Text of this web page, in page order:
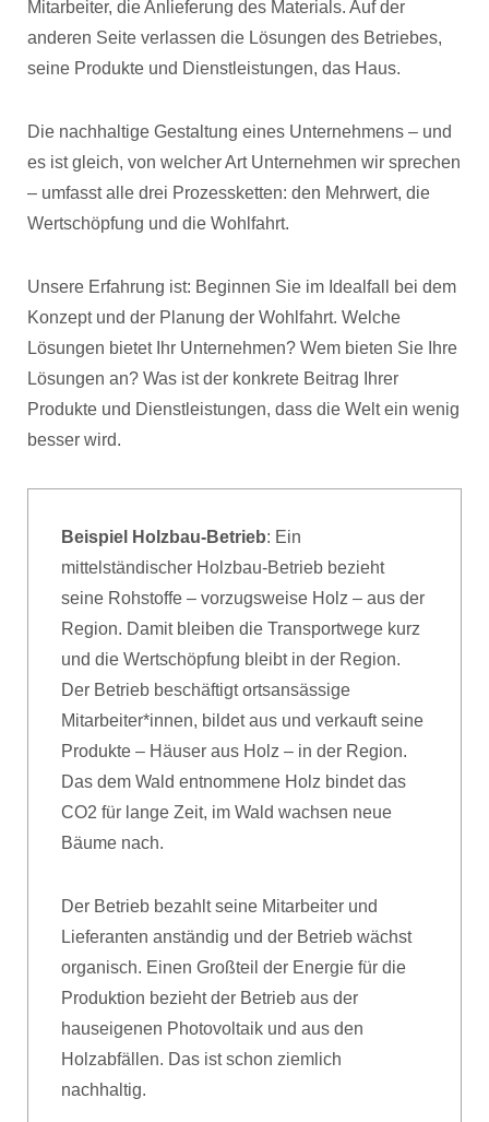
Mitarbeiter, die Anlieferung des Materials. Auf der
anderen Seite verlassen die Lösungen des Betriebes,
seine Produkte und Dienstleistungen, das Haus.
Die nachhaltige Gestaltung eines Unternehmens – und
es ist gleich, von welcher Art Unternehmen wir sprechen
– umfasst alle drei Prozessketten: den Mehrwert, die
Wertschöpfung und die Wohlfahrt.
Unsere Erfahrung ist: Beginnen Sie im Idealfall bei dem
Konzept und der Planung der Wohlfahrt. Welche
Lösungen bietet Ihr Unternehmen? Wem bieten Sie Ihre
Lösungen an? Was ist der konkrete Beitrag Ihrer
Produkte und Dienstleistungen, dass die Welt ein wenig
besser wird.
Beispiel Holzbau-Betrieb: Ein
mittelständischer Holzbau-Betrieb bezieht
seine Rohstoffe – vorzugsweise Holz – aus der
Region. Damit bleiben die Transportwege kurz
und die Wertschöpfung bleibt in der Region.
Der Betrieb beschäftigt ortsansässige
Mitarbeiter*innen, bildet aus und verkauft seine
Produkte – Häuser aus Holz – in der Region.
Das dem Wald entnommene Holz bindet das
CO2 für lange Zeit, im Wald wachsen neue
Bäume nach.
Der Betrieb bezahlt seine Mitarbeiter und
Lieferanten anständig und der Betrieb wächst
organisch. Einen Großteil der Energie für die
Produktion bezieht der Betrieb aus der
hauseigenen Photovoltaik und aus den
Holzabfällen. Das ist schon ziemlich
nachhaltig.